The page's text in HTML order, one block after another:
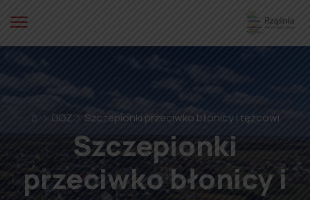
⌂ GOZ Szczepionki przeciwko błonicy i tężcowi
Szczepionki
przeciwko błonicy i